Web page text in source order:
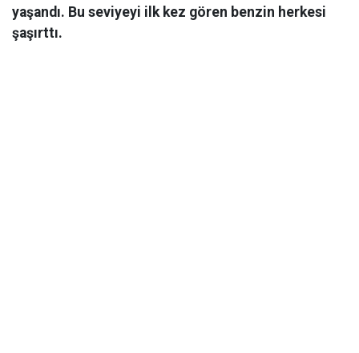
yaşandı. Bu seviyeyi ilk kez gören benzin herkesi
şaşırttı.